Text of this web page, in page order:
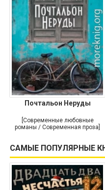
Почтальон Неруды
[Современные любовные
романы / Современная проза]
САМЫЕ ПОПУЛЯРНЫЕ